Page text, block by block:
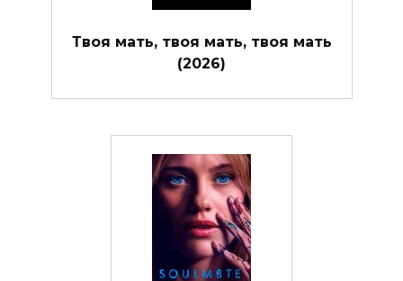
Твоя мать, твоя мать, твоя мать
(2026)